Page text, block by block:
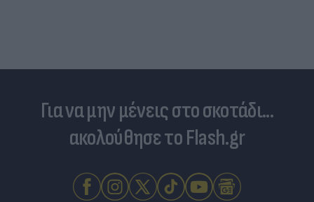
Για να μην μένεις στο σκοτάδι...
ακολούθησε το Flash.gr